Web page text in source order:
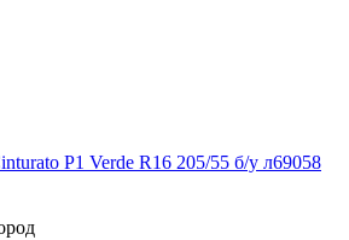
P1 Verde R16 205/55 б/у л69058